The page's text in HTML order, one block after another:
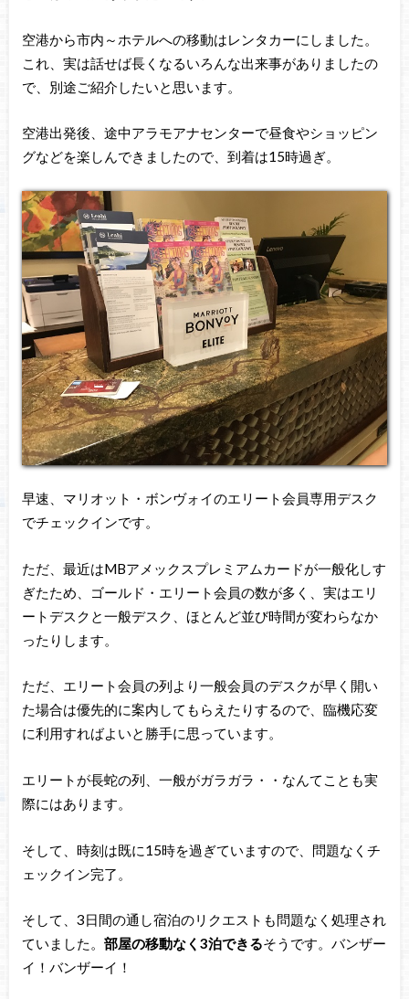
空港から市内～ホテルへの移動はレンタカーにしました。
これ、実は話せば長くなるいろんな出来事がありましたの
で、別途ご紹介したいと思います。
空港出発後、途中アラモアナセンターで昼食やショッピン
グなどを楽しんできましたので、到着は15時過ぎ。
早速、マリオット・ボンヴォイのエリート会員専用デスク
でチェックインです。
ただ、最近はMBアメックスプレミアムカードが一般化しす
ぎたため、ゴールド・エリート会員の数が多く、実はエリ
ートデスクと一般デスク、ほとんど並び時間が変わらなか
ったりします。
ただ、エリート会員の列より一般会員のデスクが早く開い
た場合は優先的に案内してもらえたりするので、臨機応変
に利用すればよいと勝手に思っています。
エリートが長蛇の列、一般がガラガラ・・なんてことも実
際にはあります。
そして、時刻は既に15時を過ぎていますので、問題なくチ
ェックイン完了。
そして、3日間の通し宿泊のリクエストも問題なく処理され
ていました。 部屋の移動なく3泊できるそうです。バンザー
イ！バンザーイ！